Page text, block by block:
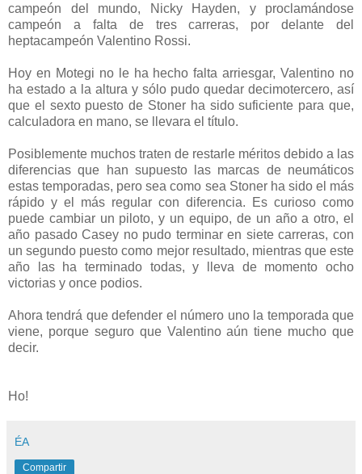
campeón del mundo, Nicky Hayden, y proclamándose
campeón a falta de tres carreras, por delante del
heptacampeón Valentino Rossi.
Hoy en Motegi no le ha hecho falta arriesgar, Valentino no
ha estado a la altura y sólo pudo quedar decimotercero, así
que el sexto puesto de Stoner ha sido suficiente para que,
calculadora en mano, se llevara el título.
Posiblemente muchos traten de restarle méritos debido a las
diferencias que han supuesto las marcas de neumáticos
estas temporadas, pero sea como sea Stoner ha sido el más
rápido y el más regular con diferencia. Es curioso como
puede cambiar un piloto, y un equipo, de un año a otro, el
año pasado Casey no pudo terminar en siete carreras, con
un segundo puesto como mejor resultado, mientras que este
año las ha terminado todas, y lleva de momento ocho
victorias y once podios.
Ahora tendrá que defender el número uno la temporada que
viene, porque seguro que Valentino aún tiene mucho que
decir.
Ho!
ÉA
Compartir